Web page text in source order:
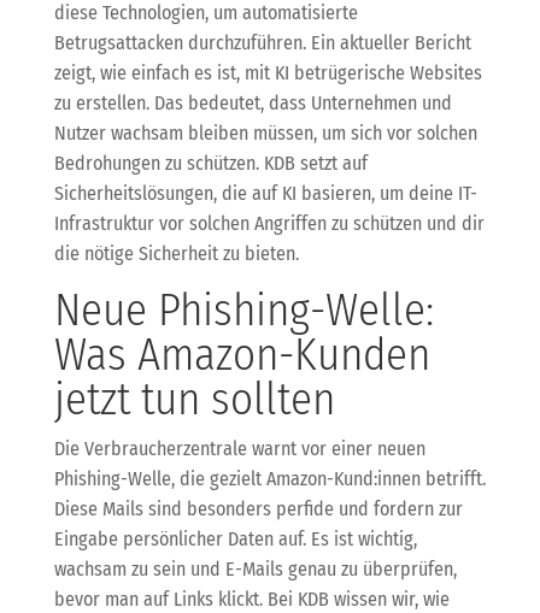
diese Technologien, um automatisierte
Betrugsattacken durchzuführen. Ein aktueller Bericht
zeigt, wie einfach es ist, mit KI betrügerische Websites
zu erstellen. Das bedeutet, dass Unternehmen und
Nutzer wachsam bleiben müssen, um sich vor solchen
Bedrohungen zu schützen. KDB setzt auf
Sicherheitslösungen, die auf KI basieren, um deine IT-
Infrastruktur vor solchen Angriffen zu schützen und dir
die nötige Sicherheit zu bieten.
Neue Phishing-Welle:
Was Amazon-Kunden
jetzt tun sollten
Die Verbraucherzentrale warnt vor einer neuen
Phishing-Welle, die gezielt Amazon-Kund:innen betrifft.
Diese Mails sind besonders perfide und fordern zur
Eingabe persönlicher Daten auf. Es ist wichtig,
wachsam zu sein und E-Mails genau zu überprüfen,
bevor man auf Links klickt. Bei KDB wissen wir, wie